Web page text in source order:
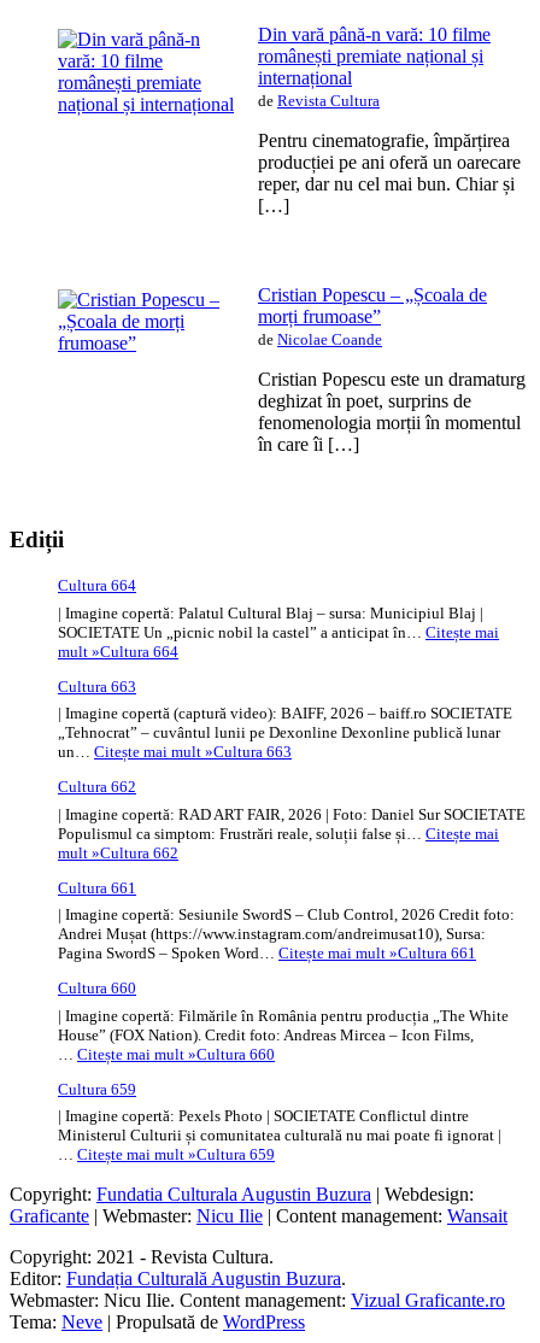
Din vară până-n vară: 10 filme
românești premiate național și
internațional
de Revista Cultura
Pentru cinematografie, împărțirea
producției pe ani oferă un oarecare
reper, dar nu cel mai bun. Chiar și
[…]
Cristian Popescu – „Școala de
morți frumoase”
de Nicolae Coande
Cristian Popescu este un dramaturg
deghizat în poet, surprins de
fenomenologia morții în momentul
în care îi […]
Ediții
Cultura 664
| Imagine copertă: Palatul Cultural Blaj – sursa: Municipiul Blaj |
SOCIETATE Un „picnic nobil la castel” a anticipat în… Citește mai
mult »Cultura 664
Cultura 663
| Imagine copertă (captură video): BAIFF, 2026 – baiff.ro SOCIETATE
„Tehnocrat” – cuvântul lunii pe Dexonline Dexonline publică lunar
un… Citește mai mult »Cultura 663
Cultura 662
| Imagine copertă: RAD ART FAIR, 2026 | Foto: Daniel Sur SOCIETATE
Populismul ca simptom: Frustrări reale, soluții false și… Citește mai
mult »Cultura 662
Cultura 661
| Imagine copertă: Sesiunile SwordS – Club Control, 2026 Credit foto:
Andrei Mușat (https://www.instagram.com/andreimusat10), Sursa:
Pagina SwordS – Spoken Word… Citește mai mult »Cultura 661
Cultura 660
| Imagine copertă: Filmările în România pentru producția „The White
House” (FOX Nation). Credit foto: Andreas Mircea – Icon Films,
Citește mai mult »Cultura 660
Cultura 659
| Imagine copertă: Pexels Photo | SOCIETATE Conflictul dintre
Ministerul Culturii și comunitatea culturală nu mai poate fi ignorat |
… Citește mai mult »Cultura 659
Copyright: Fundatia Culturala Augustin Buzura | Webdesign:
Graficante | Webmaster: Nicu Ilie | Content management: Wansait
Copyright: 2021 - Revista Cultura.
Editor: Fundația Culturală Augustin Buzura.
Webmaster: Nicu Ilie. Content management: Vizual Graficante.ro
Tema: Neve | Propulsată de WordPress